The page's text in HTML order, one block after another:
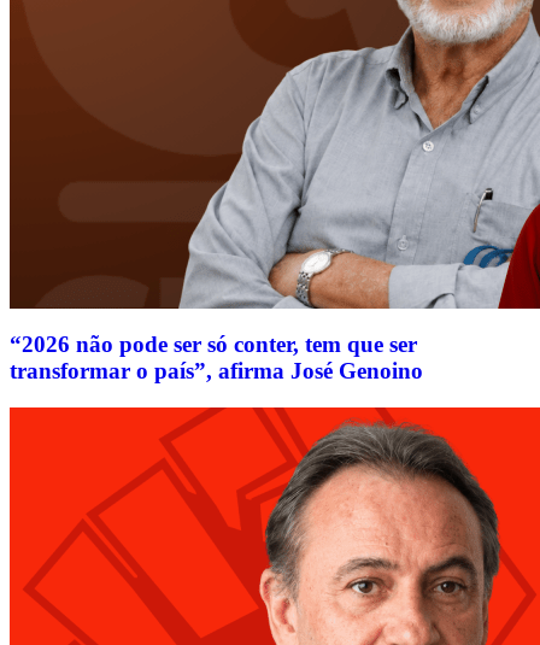
“2026 não pode ser só conter, tem que ser
transformar o país”, afirma José Genoino